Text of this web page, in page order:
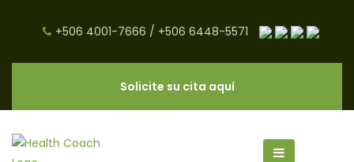
+506 4001-7666 / +506 6448-5571
Solicite su cita aquí